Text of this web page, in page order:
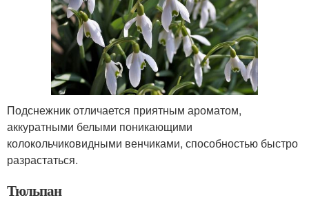
Подснежник отличается приятным ароматом,
аккуратными белыми поникающими
колокольчиковидными венчиками, способностью быстро
разрастаться.
Тюльпан